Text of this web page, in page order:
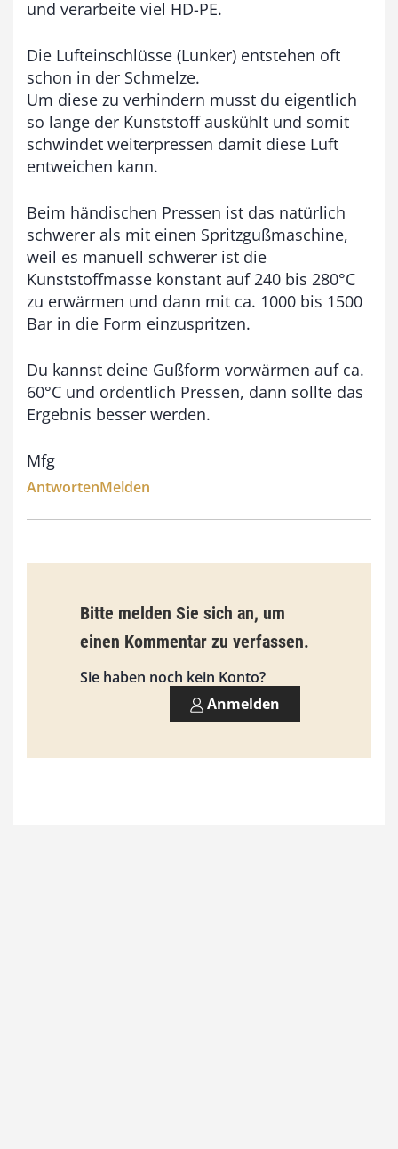
0
€
und verarbeite viel HD-PE.
Die Lufteinschlüsse (Lunker) entstehen oft
schon in der Schmelze.
Um diese zu verhindern musst du eigentlich
so lange der Kunststoff auskühlt und somit
schwindet weiterpressen damit diese Luft
entweichen kann.
Beim händischen Pressen ist das natürlich
schwerer als mit einen Spritzgußmaschine,
weil es manuell schwerer ist die
Kunststoffmasse konstant auf 240 bis 280°C
zu erwärmen und dann mit ca. 1000 bis 1500
Bar in die Form einzuspritzen.
Du kannst deine Gußform vorwärmen auf ca.
60°C und ordentlich Pressen, dann sollte das
Ergebnis besser werden.
Mfg
AntwortenMelden
Bitte melden Sie sich an, um
einen Kommentar zu verfassen.
Sie haben noch kein Konto?
Anmelden